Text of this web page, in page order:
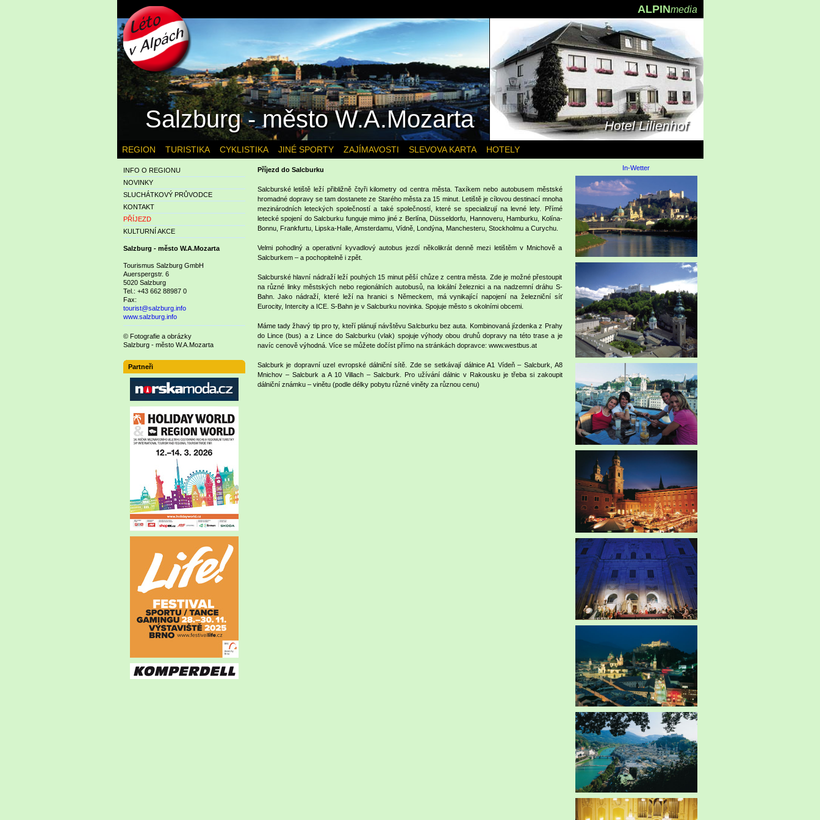
Příjezd do Salcburku
Salcburské letiště leží přibližně čtyři kilometry od centra města. Taxíkem nebo autobusem městské
hromadné dopravy se tam dostanete ze Starého města za 15 minut. Letiště je cílovou destinací mnoha
mezinárodních leteckých společností a také společností, které se specializují na levné lety. Přímé
letecké spojení do Salcburku funguje mimo jiné z Berlína, Düsseldorfu, Hannoveru, Hamburku, Kolína-
Bonnu, Frankfurtu, Lipska-Halle, Amsterdamu, Vídně, Londýna, Manchesteru, Stockholmu a Curychu.
Velmi pohodlný a operativní kyvadlový autobus jezdí několikrát denně mezi letištěm v Mnichově a
Salcburkem – a pochopitelně i zpět.
Salcburské hlavní nádraží leží pouhých 15 minut pěší chůze z centra města. Zde je možné přestoupit
na různé linky městských nebo regionálních autobusů, na lokální železnici a na nadzemní dráhu S-
Bahn. Jako nádraží, které leží na hranici s Německem, má vynikající napojení na železniční síť
Eurocity, Intercity a ICE. S-Bahn je v Salcburku novinka. Spojuje město s okolními obcemi.
Máme tady žhavý tip pro ty, kteří plánují návštěvu Salcburku bez auta. Kombinovaná jízdenka z Prahy
do Lince (bus) a z Lince do Salcburku (vlak) spojuje výhody obou druhů dopravy na této trase a je
navíc cenově výhodná. Více se můžete dočíst přímo na stránkách dopravce: www.westbus.at
Salcburk je dopravní uzel evropské dálniční sítě. Zde se setkávají dálnice A1 Vídeň – Salcburk, A8
Mnichov – Salcburk a A 10 Villach – Salcburk. Pro užívání dálnic v Rakousku je třeba si zakoupit
dálniční známku – vinětu (podle délky pobytu různé viněty za různou cenu)
INFO O REGIONU
NOVINKY
SLUCHÁTKOVÝ PRŮVODCE
KONTAKT
PŘÍJEZD
KULTURNÍ AKCE
Salzburg - město W.A.Mozarta
Tourismus Salzburg GmbH
Auerspergstr. 6
5020 Salzburg
Tel.: +43 662 88987 0
Fax:
tourist@salzburg.info
www.salzburg.info
© Fotografie a obrázky
Salzburg - město W.A.Mozarta
Partneři
In-Wetter
ALPINmedia
REGION TURISTIKA CYKLISTIKA JINÉ SPORTY ZAJÍMAVOSTI SLEVOVA KARTA HOTELY
Hotel Lilienhof
Salzburg - město W.A.Mozarta